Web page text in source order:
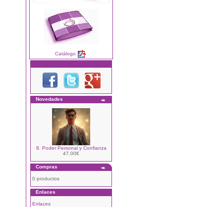
Catálogo
Novedades
8. Poder Personal y Confianza
47.00€
Compras
0 productos
Enlaces
Enlaces